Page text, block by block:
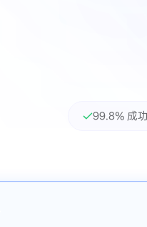
99.8% 成